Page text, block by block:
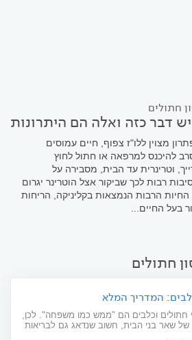
חתולים
דבר כזה ואלה הם היתרונות
מצוין ללו"ז צפוף, חיים עמוסים
להיכנס למרפאה או חתול לחוץ
וטרינרית עד הבית, מסבירה על
רבות לכך שביקור אצל הוטרינר יגרום
הרבות הנמצאות בקליניקה, הריחות
בעל החיים...
חתולים
המדריך המלא
חתולים וכלבים הם "ממש כמו משפחה". לכן,
של שאר בני הבית, חשוב שנדאג גם לבריאות